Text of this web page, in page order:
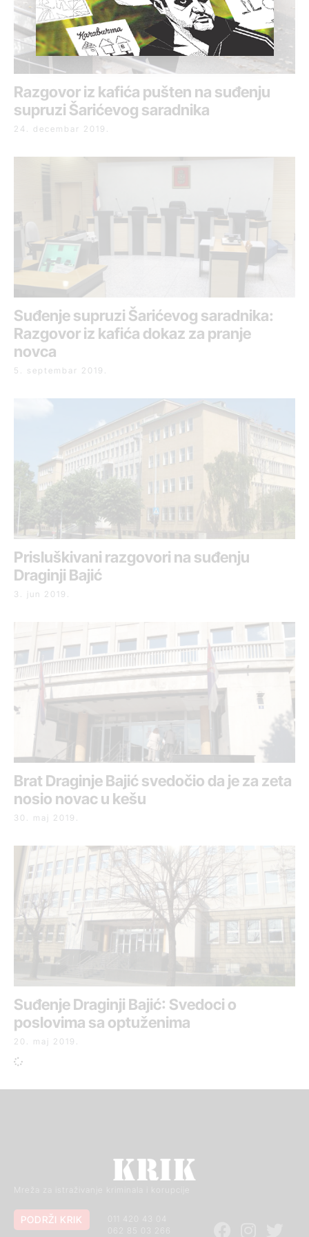
Razgovor iz kafića pušten na suđenju
supruzi Šarićevog saradnika
24. decembar 2019.
Suđenje supruzi Šarićevog saradnika:
Razgovor iz kafića dokaz za pranje
novca
5. septembar 2019.
Prisluškivani razgovori na suđenju
Draginji Bajić
3. jun 2019.
Brat Draginje Bajić svedočio da je za zeta
nosio novac u kešu
30. maj 2019.
Suđenje Draginji Bajić: Svedoci o
poslovima sa optuženima
20. maj 2019.
Mreža za istraživanje kriminala i korupcije
011 420 43 04
PODRŽI KRIK